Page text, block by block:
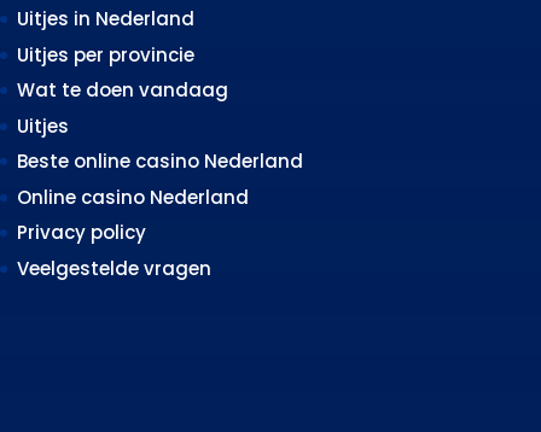
Uitjes in Nederland
Uitjes per provincie
Wat te doen vandaag
Uitjes
Beste online casino Nederland
Online casino Nederland
Privacy policy
Veelgestelde vragen